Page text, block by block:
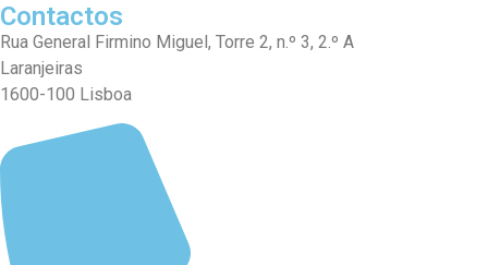
Contactos
Rua General Firmino Miguel, Torre 2, n.º 3, 2.º A
Laranjeiras
1600-100 Lisboa